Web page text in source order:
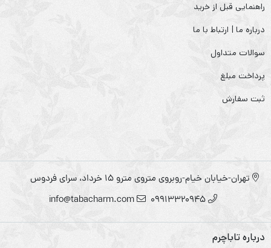
راهنمایی قبل از خرید
درباره ما | ارتباط با ما
سوالات متداول
پرداخت مبلغ
ثبت سفارش
تهران-خیابان خیام-روبروی متروی مترو ۱۵ خرداد، سرای فردوس
09913320945
info@tabacharm.com
درباره تاباچرم